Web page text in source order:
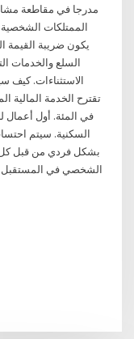
الممتلكات
يكون ضريبة
السلع والخدمات
الاستثناءات. كيف
في المئة. أول أعمال
السكنية. سيتم
بشكل فردي من قبل
الشخصي في المستقبل